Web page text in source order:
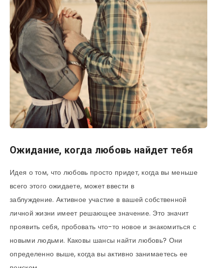
Ожидание, когда любовь найдет тебя
Идея о том, что любовь просто придет, когда вы меньше
всего этого ожидаете, может ввести в
заблуждение. Активное участие в вашей собственной
личной жизни имеет решающее значение. Это значит
проявить себя, пробовать что-то новое и знакомиться с
новыми людьми. Каковы шансы найти любовь? Они
определенно выше, когда вы активно занимаетесь ее